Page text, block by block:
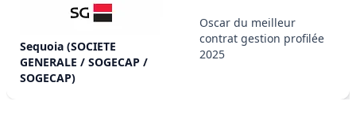
Sequoia (SOCIETE
GENERALE / SOGECAP /
SOGECAP)
Oscar du meilleur
contrat gestion profilée
2025